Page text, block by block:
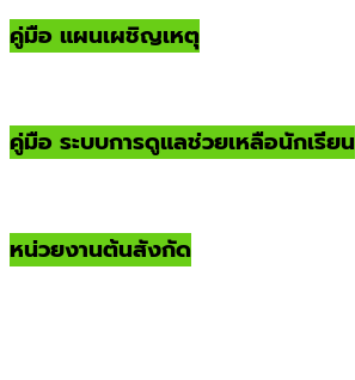
คู่มือ แผนเผชิญเหตุ
คู่มือ ระบบการดูแลช่วยเหลือนักเรียน
หน่วยงานต้นสังกัด